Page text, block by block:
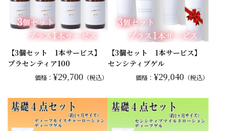
【3個セット 1本サービス】
プラセンティア100
価格：¥29,700 （税込）
【3個セット 1本サービス】
センシティブゲル
価格： ¥29,040 （税込）